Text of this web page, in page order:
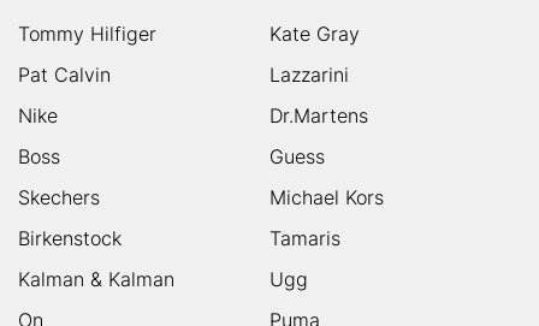
Tommy Hilfiger
Kate Gray
Pat Calvin
Lazzarini
Nike
Dr.Martens
Boss
Guess
Skechers
Michael Kors
Birkenstock
Tamaris
Kalman & Kalman
Ugg
On
Puma